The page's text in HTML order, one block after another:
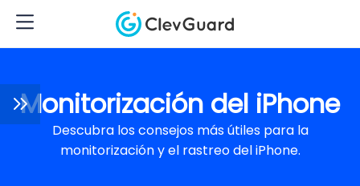
Monitorización del iPhone
Descubra los consejos más útiles para la
monitorización y el rastreo del iPhone.